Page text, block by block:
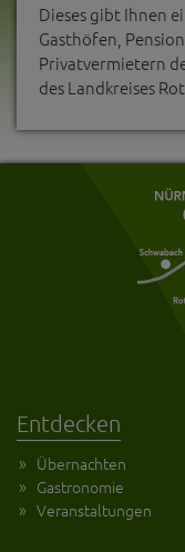
Dieses gibt Ihnen
Gasthöfen,
Privatvermietern
des Landkreises
Entdecken
Übernachten
Gastronomie
Veranstaltungen